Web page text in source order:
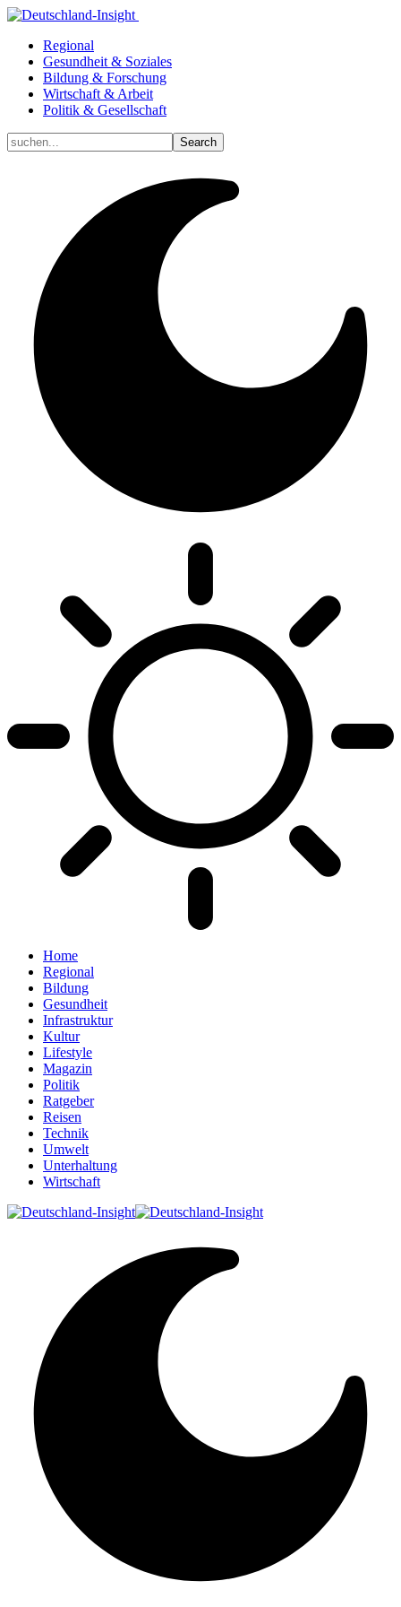
Regional
Gesundheit & Soziales
Bildung & Forschung
Wirtschaft & Arbeit
Politik & Gesellschaft
Home
Regional
Bildung
Gesundheit
Infrastruktur
Kultur
Lifestyle
Magazin
Politik
Ratgeber
Reisen
Technik
Umwelt
Unterhaltung
Wirtschaft